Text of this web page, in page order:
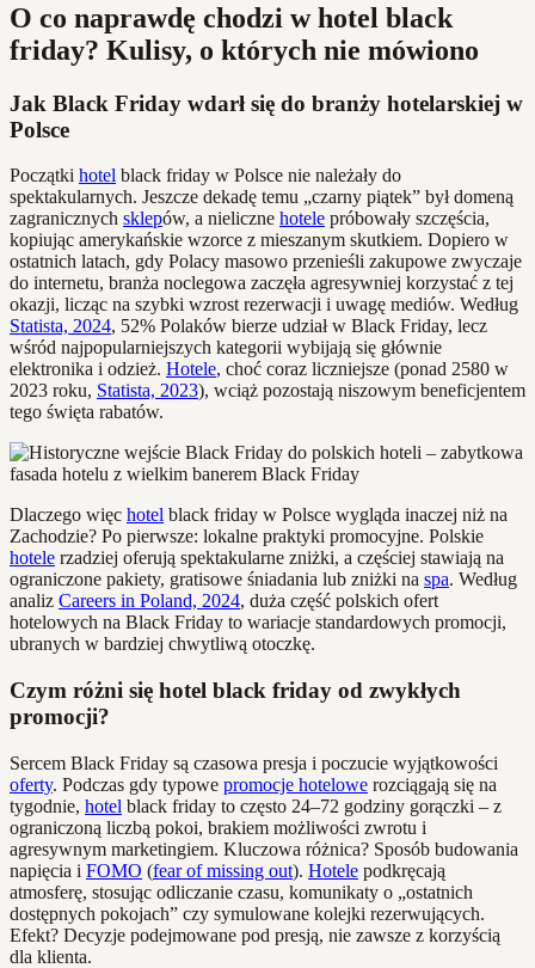
O co naprawdę chodzi w hotel black
friday? Kulisy, o których nie mówiono
Jak Black Friday wdarł się do branży hotelarskiej w
Polsce
Początki hotel black friday w Polsce nie należały do
spektakularnych. Jeszcze dekadę temu „czarny piątek” był domeną
zagranicznych sklepów, a nieliczne hotele próbowały szczęścia,
kopiując amerykańskie wzorce z mieszanym skutkiem. Dopiero w
ostatnich latach, gdy Polacy masowo przenieśli zakupowe zwyczaje
do internetu, branża noclegowa zaczęła agresywniej korzystać z tej
okazji, licząc na szybki wzrost rezerwacji i uwagę mediów. Według
Statista, 2024, 52% Polaków bierze udział w Black Friday, lecz
wśród najpopularniejszych kategorii wybijają się głównie
elektronika i odzież. Hotele, choć coraz liczniejsze (ponad 2580 w
2023 roku, Statista, 2023), wciąż pozostają niszowym beneficjentem
tego święta rabatów.
Dlaczego więc hotel black friday w Polsce wygląda inaczej niż na
Zachodzie? Po pierwsze: lokalne praktyki promocyjne. Polskie
hotele rzadziej oferują spektakularne zniżki, a częściej stawiają na
ograniczone pakiety, gratisowe śniadania lub zniżki na spa. Według
analiz Careers in Poland, 2024, duża część polskich ofert
hotelowych na Black Friday to wariacje standardowych promocji,
ubranych w bardziej chwytliwą otoczkę.
Czym różni się hotel black friday od zwykłych
promocji?
Sercem Black Friday są czasowa presja i poczucie wyjątkowości
oferty. Podczas gdy typowe promocje hotelowe rozciągają się na
tygodnie, hotel black friday to często 24–72 godziny gorączki – z
ograniczoną liczbą pokoi, brakiem możliwości zwrotu i
agresywnym marketingiem. Kluczowa różnica? Sposób budowania
napięcia i FOMO (fear of missing out). Hotele podkręcają
atmosferę, stosując odliczanie czasu, komunikaty o „ostatnich
dostępnych pokojach” czy symulowane kolejki rezerwujących.
Efekt? Decyzje podejmowane pod presją, nie zawsze z korzyścią
dla klienta.